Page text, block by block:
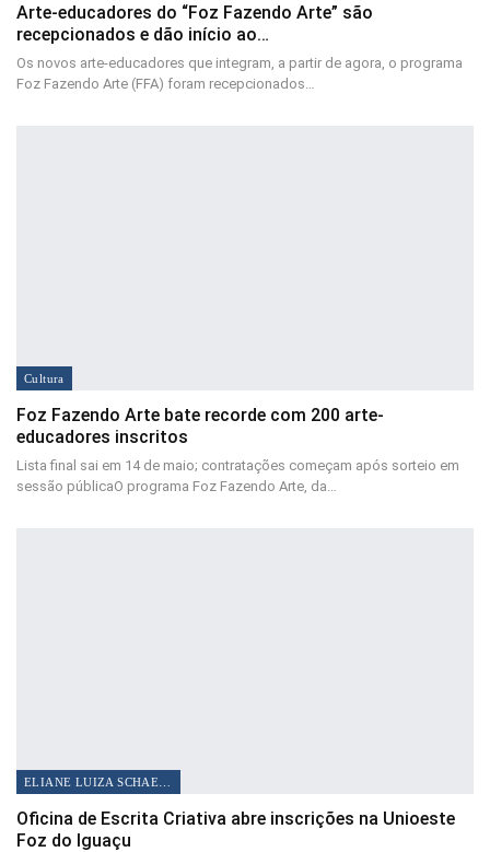
Arte-educadores do “Foz Fazendo Arte” são
recepcionados e dão início ao…
Os novos arte-educadores que integram, a partir de agora, o programa
Foz Fazendo Arte (FFA) foram recepcionados…
Cultura
Foz Fazendo Arte bate recorde com 200 arte-
educadores inscritos
Lista final sai em 14 de maio; contratações começam após sorteio em
sessão públicaO programa Foz Fazendo Arte, da…
Oficina de Escrita Criativa abre inscrições na Unioeste
Foz do Iguaçu